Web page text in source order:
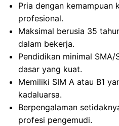
Pria dengan kemampuan
profesional.
Maksimal berusia 35
dalam bekerja.
Pendidikan minimal
dasar yang kuat.
Memiliki SIM A atau B1
kadaluarsa.
Berpengalaman
profesi pengemudi.